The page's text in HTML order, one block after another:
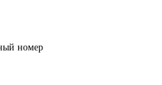
номер